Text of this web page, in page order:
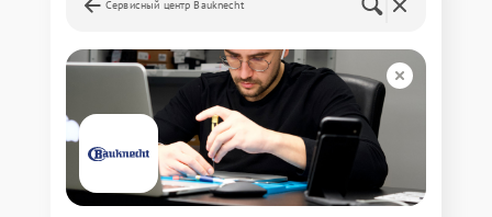
Сервисный центр Bauknecht